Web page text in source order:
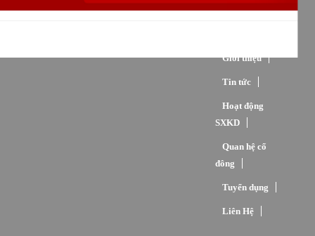
Giới thiệu
Tin tức
Hoạt động
SXKD
Quan hệ cổ
đông
Tuyển dụng
Liên Hệ